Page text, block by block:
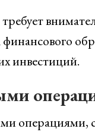
инвестиций.
операциями,